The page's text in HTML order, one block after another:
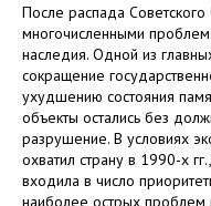
После распада Советского
многочисленными
наследия. Одной из
сокращение
ухудшению состояния
объекты остались без
разрушение. В условиях
охватил страну в 1990-х
входила в число
наиболее острых проблем